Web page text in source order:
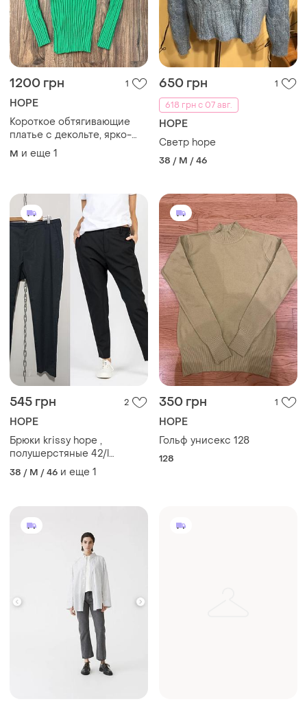
1200 грн 1
HOPE
Короткое обтягивающие
платье с декольте, ярко-
зеленый
M и еще 1
650 грн
1
618 грн с 07 авг.
HOPE
Светр hope
38 / M / 46
545 грн 2
HOPE
Брюки krissy hope ,
полушерстяные 42/l
свободной посадки,
зауженные
38 / M / 46 и еще 1
350 грн 1
HOPE
Гольф унисекс 128
128